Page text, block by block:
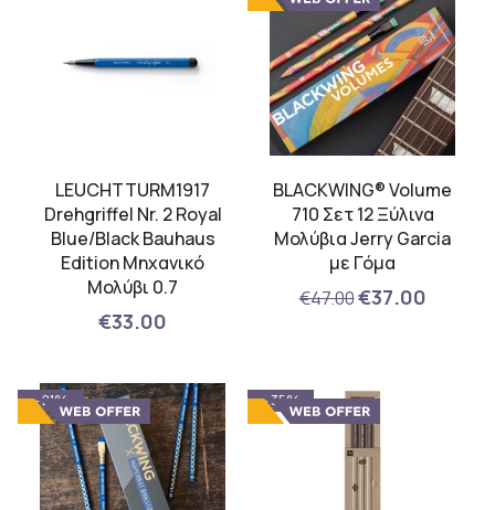
LEUCHTTURM1917
Drehgriffel Nr. 2 Royal
Blue/Black Bauhaus
Edition Μηχανικό
Μολύβι 0.7
€33.00
BLACKWING® Volume
710 Σετ 12 Ξύλινα
Μολύβια Jerry Garcia
με Γόμα
€47.00€37.00
- 21% - 35%